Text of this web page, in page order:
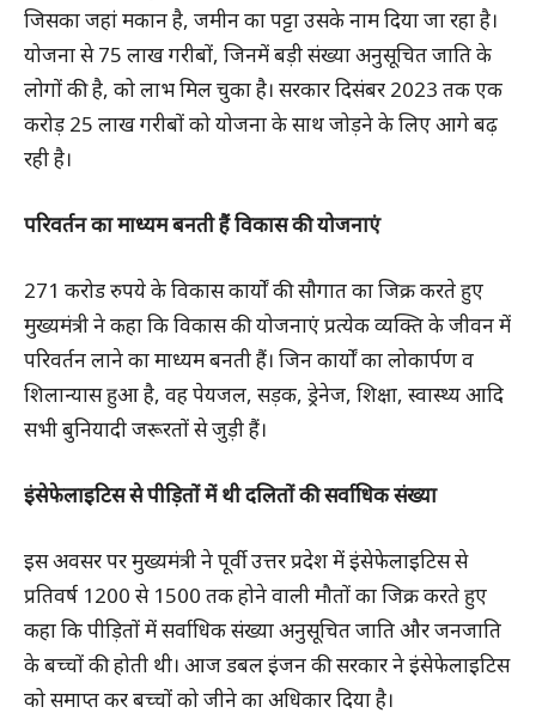
जिसका जहां मकान है, जमीन का पट्टा उसके नाम दिया जा रहा है।
योजना से 75 लाख गरीबों, जिनमें बड़ी संख्या अनुसूचित जाति के
लोगों की है, को लाभ मिल चुका है। सरकार दिसंबर 2023 तक एक
करोड़ 25 लाख गरीबों को योजना के साथ जोड़ने के लिए आगे बढ़
रही है।
परिवर्तन का माध्यम बनती हैं विकास की योजनाएं
271 करोड रुपये के विकास कार्यों की सौगात का जिक्र करते हुए
मुख्यमंत्री ने कहा कि विकास की योजनाएं प्रत्येक व्यक्ति के जीवन में
परिवर्तन लाने का माध्यम बनती हैं। जिन कार्यों का लोकार्पण व
शिलान्यास हुआ है, वह पेयजल, सड़क, ड्रेनेज, शिक्षा, स्वास्थ्य आदि
सभी बुनियादी जरूरतों से जुड़ी हैं।
इंसेफेलाइटिस से पीड़ितों में थी दलितों की सर्वाधिक संख्या
इस अवसर पर मुख्यमंत्री ने पूर्वी उत्तर प्रदेश में इंसेफेलाइटिस से
प्रतिवर्ष 1200 से 1500 तक होने वाली मौतों का जिक्र करते हुए
कहा कि पीड़ितों में सर्वाधिक संख्या अनुसूचित जाति और जनजाति
के बच्चों की होती थी। आज डबल इंजन की सरकार ने इंसेफेलाइटिस
को समाप्त कर बच्चों को जीने का अधिकार दिया है।